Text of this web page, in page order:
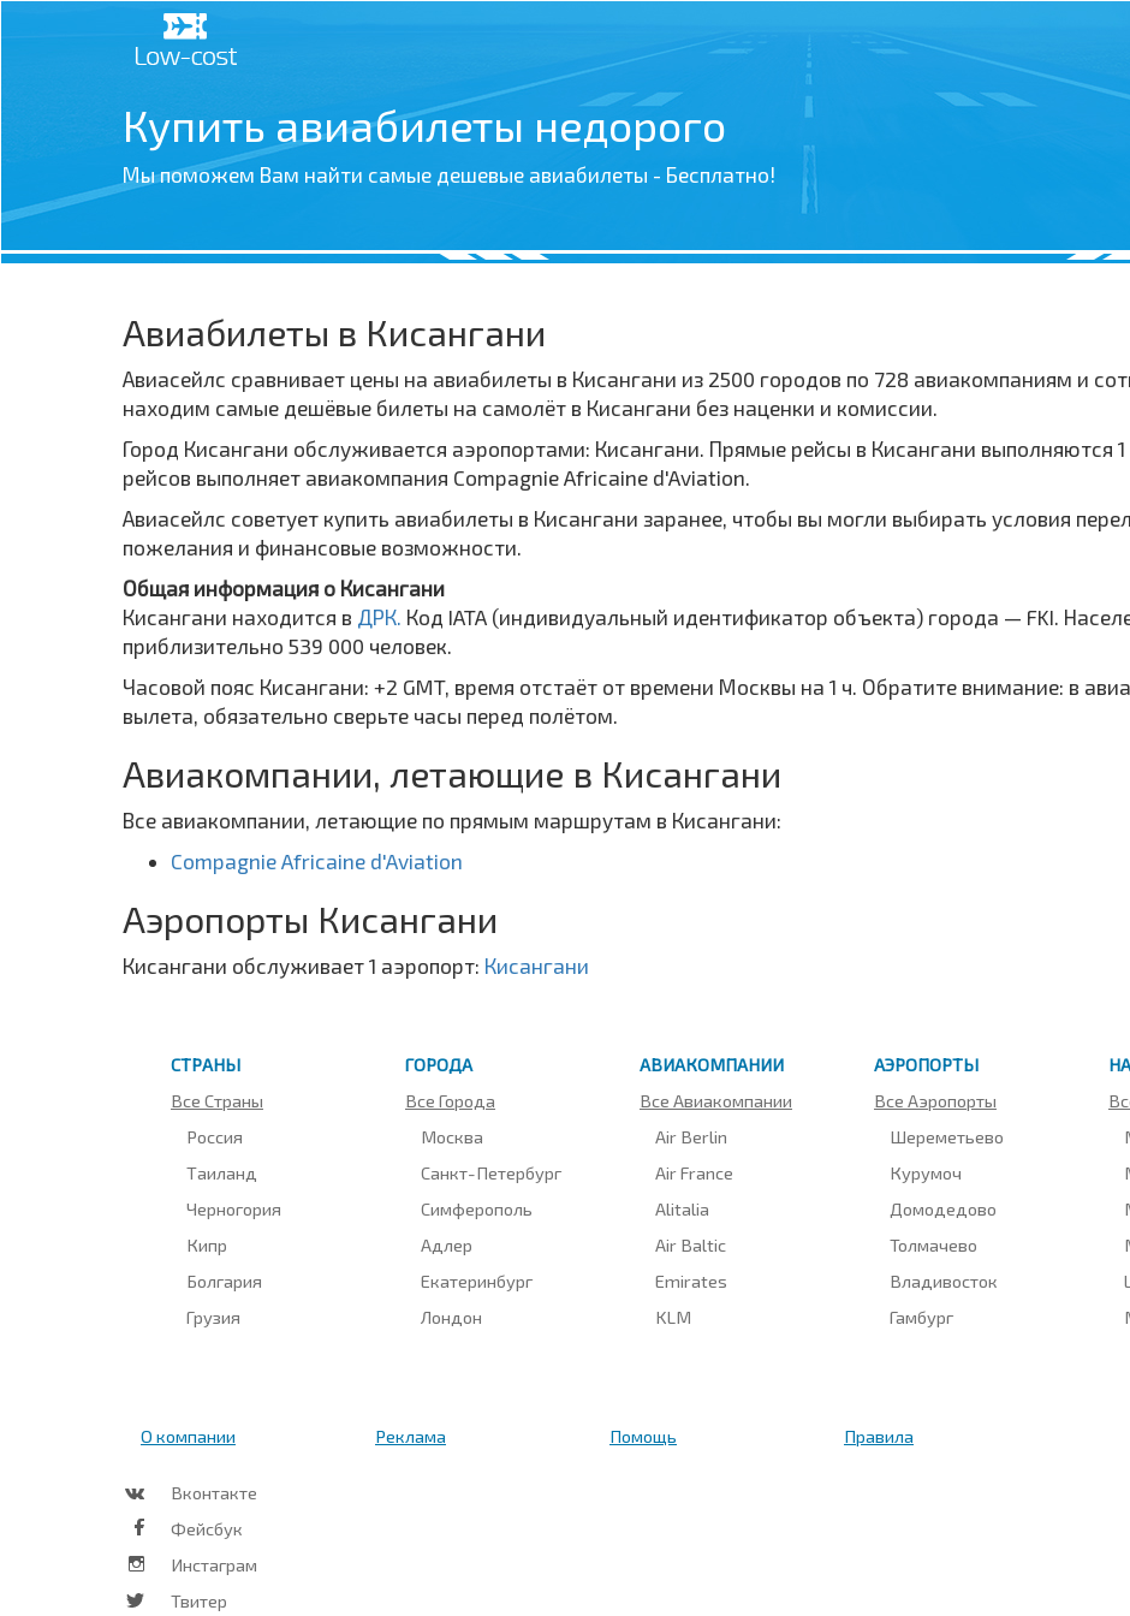
Купить авиабилеты недорого
Мы поможем Вам найти самые дешевые авиабилеты - Бесплатно!
Авиабилеты в Кисангани
Авиасейлс сравнивает цены на авиабилеты в Кисангани из 2500 городов по 728 авиакомпаниям и
находим самые дешёвые билеты на самолёт в Кисангани без наценки и комиссии.
Город Кисангани обслуживается аэропортами: Кисангани. Прямые рейсы в Кисангани выполняются
рейсов выполняет авиакомпания Compagnie Africaine d'Aviation.
Авиасейлс советует купить авиабилеты в Кисангани заранее, чтобы вы могли выбирать условия
пожелания и финансовые возможности.
Общая информация о Кисангани
Кисангани находится в ДРК. Код IATA (индивидуальный идентификатор объекта) города — FKI.
приблизительно 539 000 человек.
Часовой пояс Кисангани: +2 GMT, время отстаёт от времени Москвы на 1 ч. Обратите внимание: в
вылета, обязательно сверьте часы перед полётом.
Авиакомпании, летающие в Кисангани
Все авиакомпании, летающие по прямым маршрутам в Кисангани:
Compagnie Africaine d'Aviation
Аэропорты Кисангани
Кисангани обслуживает 1 аэропорт: Кисангани
СТРАНЫ
Все Страны
Россия
Таиланд
Черногория
Кипр
Болгария
Грузия
ГОРОДА
Все Города
Москва
Санкт-Петербург
Симферополь
Адлер
Екатеринбург
Лондон
АВИАКОМПАНИИ
Все Авиакомпании
Air Berlin
Air France
Alitalia
Air Baltic
Emirates
KLM
АЭРОПОРТЫ
Все Аэропорты
Шереметьево
Курумоч
Домодедово
Толмачево
Владивосток
Гамбург
О компании Реклама Помощь Правила
Вконтакте
Фейсбук
Инстаграм
Твитер